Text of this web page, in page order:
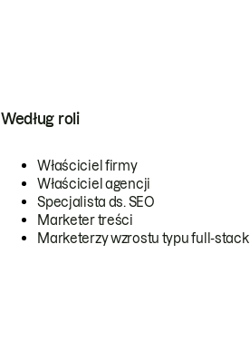
Według roli
Właściciel firmy
Właściciel agencji
Specjalista ds. SEO
Marketer treści
Marketerzy wzrostu typu full-stack